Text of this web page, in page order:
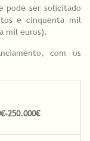
pode ser solicitado
e cinquenta mil
mil euros).
com os
250.000€